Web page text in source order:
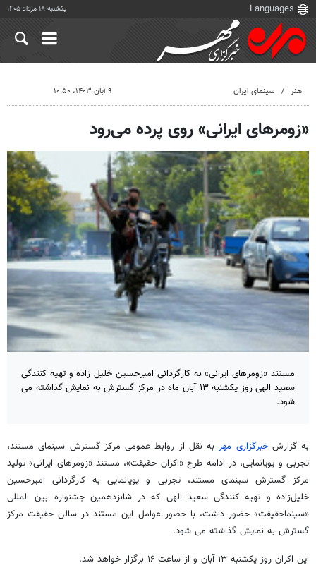
یکشنبه ۱۸ مرداد ۱۴۰۵
هنر سینمای ایران ۹ آبان ۱۴۰۳، ۱۰:۵۰
«زومرهای ایرانی» روی پرده می‌رود
مستند «زومرهای ایرانی» به کارگردانی امیرحسین خلیل زاده و تهیه کنندگی
سعید الهی روز یکشنبه ۱۳ آبان ماه در مرکز گسترش به نمایش گذاشته می
شود.
به گزارشخبرگزاری مهربه نقل از روابط عمومی مرکز گسترش سینمای مستند،
تجربی و پویانمایی، در ادامه طرح «اکران حقیقت»، مستند «زومرهای ایرانی» تولید
مرکز گسترش سینمای مستند، تجربی و پویانمایی به کارگردانی امیرحسین
خلیل‌زاده و تهیه کنندگی سعید الهی که در شانزدهمین جشنواره بین المللی
«سینماحقیقت» حضور داشت، با حضور عوامل این مستند در سالن حقیقت مرکز
گسترش به نمایش گذاشته می شود.
این اکران روز یکشنبه ۱۳ آبان و از ساعت ۱۶ برگزار خواهد شد.